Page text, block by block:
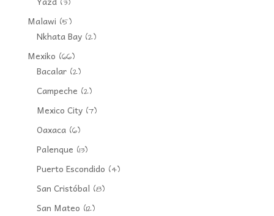
(3)
Malawi (5)
Nkhata Bay(2)
Mexiko (66)
Bacalar(2)
Campeche (2)
Mexico City(7)
Oaxaca(6)
Palenque (13)
Puerto Escondido (4)
San Cristóbal (8)
San Mateo (12)